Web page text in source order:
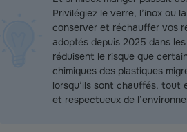
Privilégiez le verre, l’inox ou
conserver et réchauffer vos
adoptés depuis 2025 dans
réduisent le risque que
chimiques des plastiques
lorsqu’ils sont chauffés, tout
et respectueux de